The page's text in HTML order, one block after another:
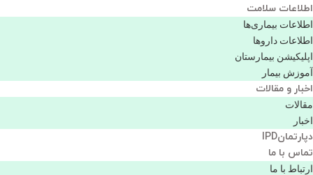
اطلاعات سلامت
اطلاعات بیماری‌ها
اطلاعات دارو‌ها
اپليكيشن بيمارستان
آموزش بیمار
اخبار و مقالات
مقالات
اخبار
دپارتمانIPD
تماس با ما
ارتباط با ما